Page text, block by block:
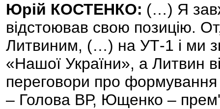
Юрій КОСТЕНКО: (…) Я
відстоював свою позицію.
Литвиним, (…) на УТ-1 і ми
«Нашої України», а Литвин
переговори про формування
– Голова ВР, Ющенко –